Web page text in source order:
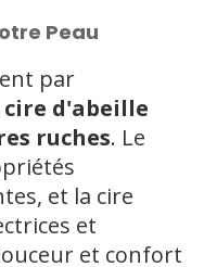
Peau
par
d'abeille
ruches. Le
et la cire
et
et confort